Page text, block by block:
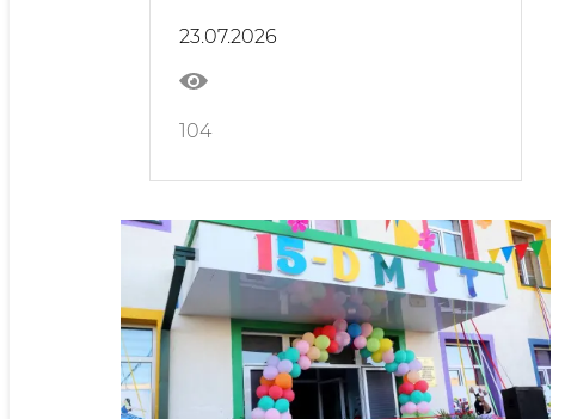
buxorolik yoshlar
muammolarini oʻrgandi
23.07.2026
104